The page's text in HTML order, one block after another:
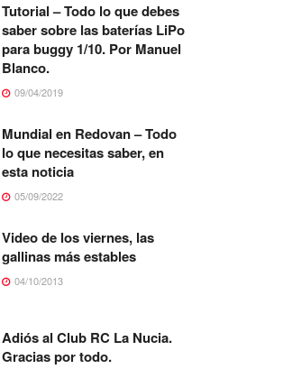
Tutorial – Todo lo que debes
saber sobre las baterías LiPo
para buggy 1/10. Por Manuel
Blanco.
09/04/2019
Mundial en Redovan – Todo
lo que necesitas saber, en
esta noticia
05/09/2022
Video de los viernes, las
gallinas más estables
04/10/2013
Adiós al Club RC La Nucia.
Gracias por todo.